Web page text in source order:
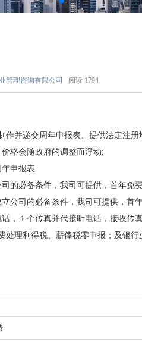
管理咨询有限公司 阅读 1794
作并递交周年申报表、提供法定注册
格会随政府的调整而浮动;
申报表
的必备条件，我司可提供，首年免
公司的必备条件，我司可提供，首
，１个传真并代接听电话，接收
处理利得税、薪俸税零申报；及银行